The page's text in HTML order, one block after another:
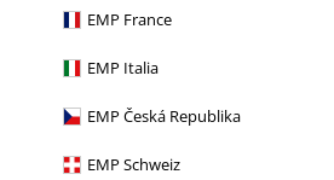
EMP France
EMP Italia
EMP Česká Republika
EMP Schweiz
options.